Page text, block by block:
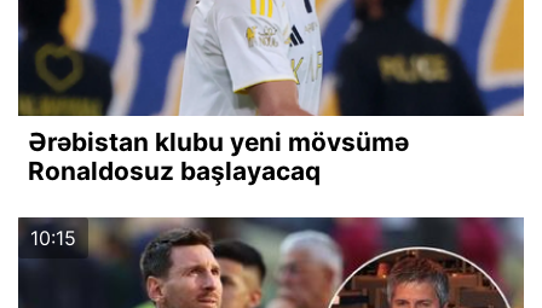
Ərəbistan klubu yeni mövsümə
Ronaldosuz başlayacaq
10:15